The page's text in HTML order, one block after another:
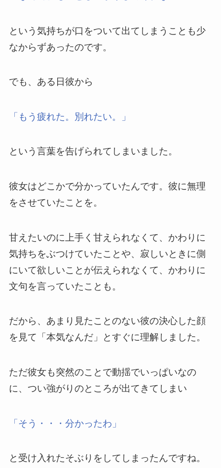
という気持ちが口をついて出てしまうことも少
なからずあったのです。
でも、ある日彼から
「もう疲れた。別れたい。」
という言葉を告げられてしまいました。
彼女はどこかで分かっていたんです。彼に無理
をさせていたことを。
甘えたいのに上手く甘えられなくて、かわりに
気持ちをぶつけていたことや、寂しいときに側
にいて欲しいことが伝えられなくて、かわりに
文句を言っていたことも。
だから、あまり見たことのない彼の決心した顔
を見て「本気なんだ」とすぐに理解しました。
ただ彼女も突然のことで動揺でいっぱいなの
に、つい強がりのところが出てきてしまい
「そう・・・分かったわ」
と受け入れたそぶりをしてしまったんですね。